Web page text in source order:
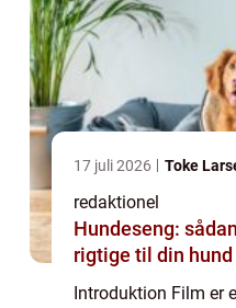
17 juli 2026 Toke
redaktionel
Hundeseng:
rigtige til din hund
Introduktion Film er